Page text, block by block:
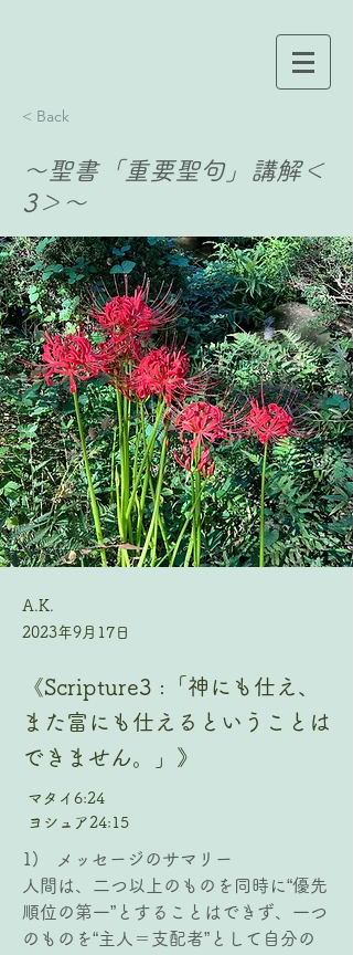
< Back
〜聖書「重要聖句」講解＜
3＞〜
A.K.
2023年9月17日
《Scripture3 :「神にも仕え、
また富にも仕えるということは
できません。」》
マタイ6:24
ヨシュア24:15
1)   メッセージのサマリー
人間は、二つ以上のものを同時に“優先
順位の第一”とすることはできず、一つ
のものを“主人＝支配者”として自分の